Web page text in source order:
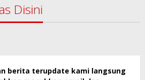
Disini
berita terupdate kami langsung